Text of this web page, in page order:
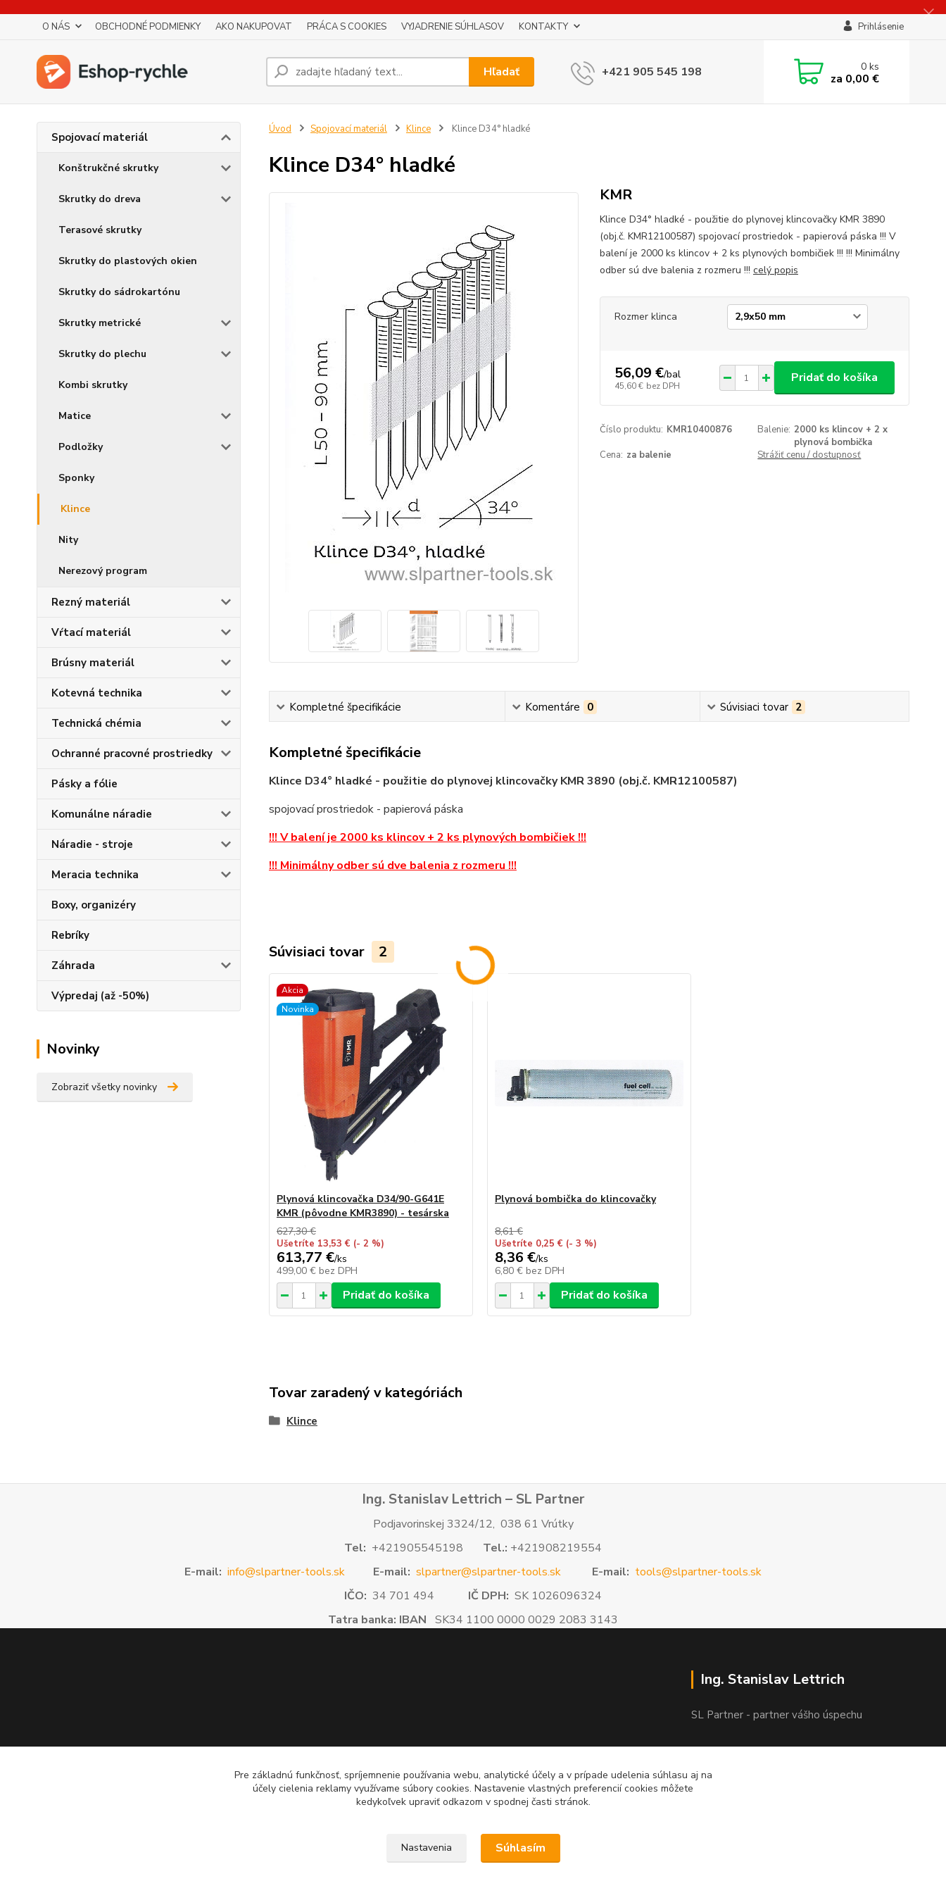
O NÁS OBCHODNÉ PODMIENKY AKO NAKUPOVAT PRÁCA S COOKIES VYJADRENIE SÚHLASOV KONTAKTY Prihlásenie
Hľadať +421 905 545 198 0ks
za 0,00 €
Spojovací materiál
Konštrukčné skrutky
Skrutky do dreva
Terasové skrutky
Skrutky do plastových okien
Skrutky do sádrokartónu
Skrutky metrické
Skrutky do plechu
Kombi skrutky
Matice
Podložky
Sponky
Klince
Nity
Nerezový program
Rezný materiál
Vŕtací materiál
Brúsny materiál
Kotevná technika
Technická chémia
Ochranné pracovné prostriedky
Pásky a fólie
Komunálne náradie
Náradie - stroje
Meracia technika
Boxy, organizéry
Rebríky
Záhrada
Výpredaj (až -50%)
Novinky
Zobraziť všetky novinky
Úvod Spojovací materiál Klince Klince D34° hladké
Klince D34° hladké
KMR
Klince D34° hladké - použitie do plynovej klincovačky KMR 3890
(obj.č. KMR12100587) spojovací prostriedok - papierová páska !!! V
balení je 2000 ks klincov + 2 ks plynových bombičiek !!! !!! Minimálny
odber sú dve balenia z rozmeru !!! celý popis
Rozmer klinca
56,09 €/bal
45,60 € bez DPH
Pridať do košíka
Číslo produktu: KMR10400876 Balenie: 2000 ks klincov + 2 x
plynová bombička
Cena: za balenie Strážiť cenu / dostupnosť
Kompletné špecifikácie Komentáre 0 Súvisiaci tovar 2
Kompletné špecifikácie
Klince D34° hladké - použitie do plynovej klincovačky KMR 3890 (obj.č. KMR12100587)
spojovací prostriedok - papierová páska
!!! V balení je 2000 ks klincov + 2 ks plynových bombičiek !!!
!!! Minimálny odber sú dve balenia z rozmeru !!!
Súvisiaci tovar 2
Akcia
Novinka
Plynová klincovačka D34/90-G641E
KMR (pôvodne KMR3890) - tesárska
627,30 €
Ušetríte 13,53 € (- 2 %)
613,77 €/ks
499,00 € bez DPH
Pridať do košíka
Plynová bombička do klincovačky
8,61 €
Ušetríte 0,25 € (- 3 %)
8,36 €/ks
6,80 € bez DPH
Pridať do košíka
Tovar zaradený v kategóriách
Klince
Ing. Stanislav Lettrich – SL Partner
Podjavorinskej 3324/12, 038 61 Vrútky
Tel: +421905545198 Tel.: +421908219554
E-mail: info@slpartner-tools.sk E-mail: slpartner@slpartner-tools.sk E-mail: tools@slpartner-tools.sk
IČO: 34 701 494 IČ DPH: SK 1026096324
Tatra banka: IBAN SK34 1100 0000 0029 2083 3143
Ing. Stanislav Lettrich
SL Partner - partner vášho úspechu
NONSTOP
Pre základnú funkčnosť, spríjemnenie používania webu, analytické účely a v prípade udelenia súhlasu aj na
účely cielenia reklamy využívame súbory cookies. Nastavenie vlastných preferencií cookies môžete
kedykoľvek upraviť odkazom v spodnej časti stránok.
Nastavenia Súhlasím